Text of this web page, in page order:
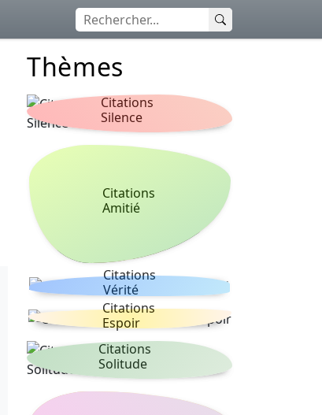
Thèmes
Citations
Silence
Citations
Amitié
Citations
Vérité
Citations
Espoir
Citations
Solitude